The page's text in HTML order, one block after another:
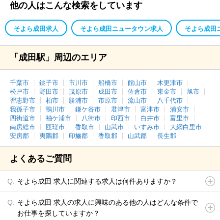
他の人はこんな検索をしています
そよら成田求人 そよら成田ニュータウン求人 そよら成田
「成田駅」周辺のエリア
千葉市 銚子市 市川市 船橋市 館山市
木更津市
松戸市
野田市 茂原市 成田市 佐倉市 東金市
旭市
習志野市
柏市 勝浦市 市原市 流山市
八千代市
我孫子市
鴨川市 鎌ケ谷市 君津市 富津市
浦安市
四街道市
袖ケ浦市 八街市 印西市 白井市
富里市
南房総市
匝瑳市 香取市 山武市 いすみ市
大網白里市
安房郡
夷隅郡 印旛郡 香取郡 山武郡 長生郡
よくあるご質問
そよら成田 求人に関連する求人は何件ありますか？
そよら成田 求人の求人に興味のある他の人はどんな条件で
お仕事を探していますか？